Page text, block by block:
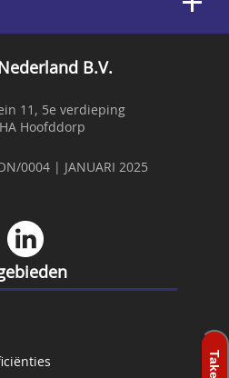
B.V.
11, 5e verdieping
Hoofddorp
0004 | JANUARI 2025